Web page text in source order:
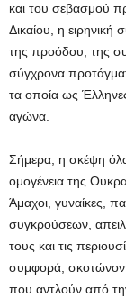
και του σεβασμού
Δικαίου, η
της προόδου, της
σύγχρονα
τα οποία ως
αγώνα.
Σήμερα, η σκέψη
ομογένεια της
Άμαχοι, γυναίκες,
συγκρούσεων,
τους και τις
συμφορά,
που αντλούν από